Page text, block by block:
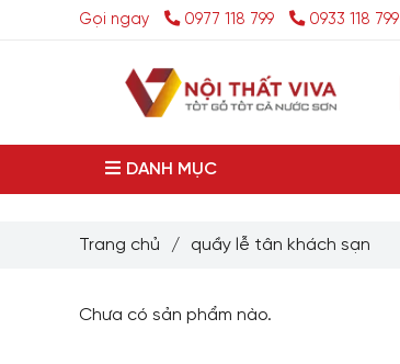
Gọi ngay 0977 118 799 0933 118 799
DANH MỤC
Trang chủ / quầy lễ tân khách sạn
Chưa có sản phẩm nào.